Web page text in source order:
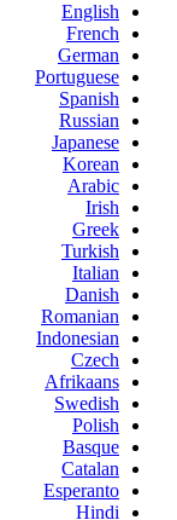
English
French
German
Portuguese
Spanish
Russian
Japanese
Korean
Arabic
Irish
Greek
Turkish
Italian
Danish
Romanian
Indonesian
Czech
Afrikaans
Swedish
Polish
Basque
Catalan
Esperanto
Hindi